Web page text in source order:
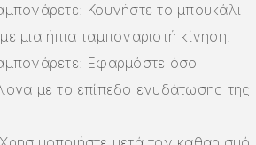
Κουνήστε το μπουκάλι
μια ήπια ταμποναριστή κίνηση.
Εφαρμόστε όσο
με το επίπεδο ενυδάτωσης της